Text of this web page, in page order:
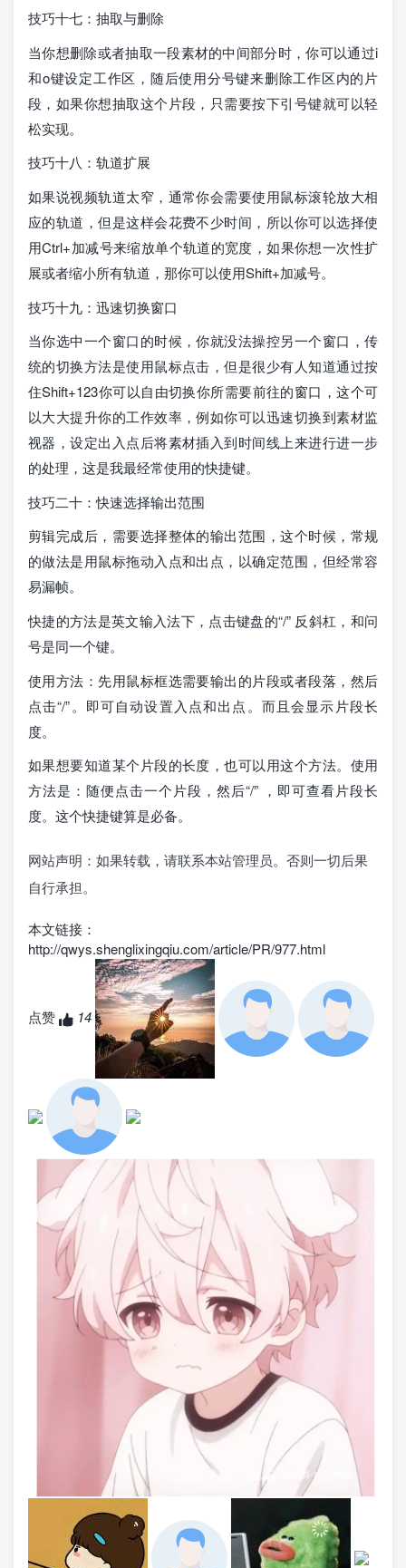
技巧十七：抽取与删除
当你想删除或者抽取一段素材的中间部分时，你可以通过i
和o键设定工作区，随后使用分号键来删除工作区内的片
段，如果你想抽取这个片段，只需要按下引号键就可以轻
松实现。
技巧十八：轨道扩展
如果说视频轨道太窄，通常你会需要使用鼠标滚轮放大相
应的轨道，但是这样会花费不少时间，所以你可以选择使
用Ctrl+加减号来缩放单个轨道的宽度，如果你想一次性扩
展或者缩小所有轨道，那你可以使用Shift+加减号。
技巧十九：迅速切换窗口
当你选中一个窗口的时候，你就没法操控另一个窗口，传
统的切换方法是使用鼠标点击，但是很少有人知道通过按
住Shift+123你可以自由切换你所需要前往的窗口，这个可
以大大提升你的工作效率，例如你可以迅速切换到素材监
视器，设定出入点后将素材插入到时间线上来进行进一步
的处理，这是我最经常使用的快捷键。
技巧二十：快速选择输出范围
剪辑完成后，需要选择整体的输出范围，这个时候，常规
的做法是用鼠标拖动入点和出点，以确定范围，但经常容
易漏帧。
快捷的方法是英文输入法下，点击键盘的“/” 反斜杠，和问
号是同一个键。
使用方法：先用鼠标框选需要输出的片段或者段落，然后
点击“/”。即可自动设置入点和出点。而且会显示片段长
度。
如果想要知道某个片段的长度，也可以用这个方法。使用
方法是：随便点击一个片段，然后“/” ，即可查看片段长
度。这个快捷键算是必备。
网站声明：如果转载，请联系本站管理员。否则一切后果
自行承担。
本文链接：
http://qwys.shenglixingqiu.com/article/PR/977.html
点赞 14